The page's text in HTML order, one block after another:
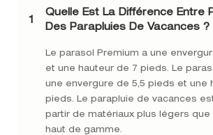
1
Quelle Est La Différence Entre
Des Parapluies De Vacances ?
Le parasol Premium a une
et une hauteur de 7 pieds. Le
une envergure de 5,5 pieds et une
pieds. Le parapluie de vacances
partir de matériaux plus légers que
haut de gamme.